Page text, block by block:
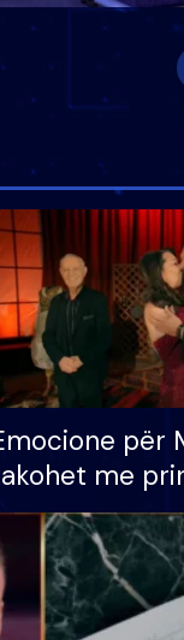
për
me
dhe
ndonjë
apo jo?